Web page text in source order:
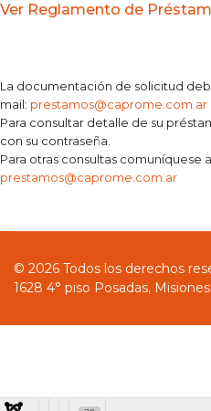
Ver Reglamento de
La documentación de solicitud
mail: prestamos@caprome.com.ar
Para consultar detalle de su
con su contraseña.
Para otras consultas comuníquese
prestamos@caprome.com.ar
© 2026 Todos los derechos
1628 4° piso Posadas,